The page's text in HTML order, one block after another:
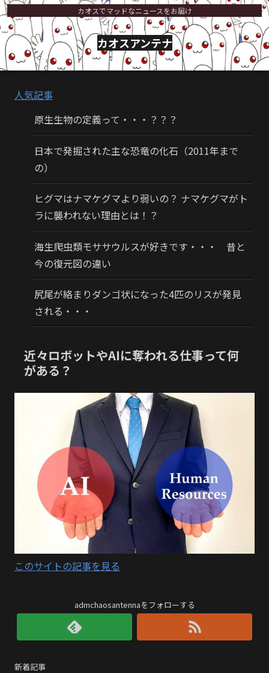
カオスでマッドなニュースをお届け
カオスアンテナ
人気記事
原生生物の定義って・・・？？？
日本で発掘された主な恐竜の化石（2011年まで
の）
ヒグマはナマケグマより弱いの？ ナマケグマがト
ラに襲われない理由とは！？
海生爬虫類モササウルスが好きです・・・ 昔と
今の復元図の違い
尻尾が絡まりダンゴ状になった4匹のリスが発見
される・・・
近々ロボットやAIに奪われる仕事って何
がある？
このサイトの記事を見る
admchaosantennaをフォローする
新着記事